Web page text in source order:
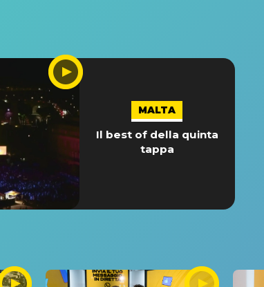
MALTA
Il best of della quinta
tappa